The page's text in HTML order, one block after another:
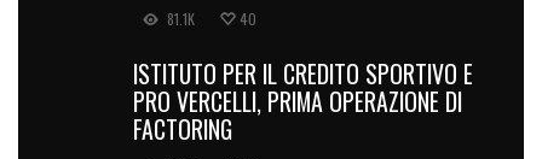
81.1K 40
ISTITUTO PER IL CREDITO SPORTIVO E
PRO VERCELLI, PRIMA OPERAZIONE DI
FACTORING